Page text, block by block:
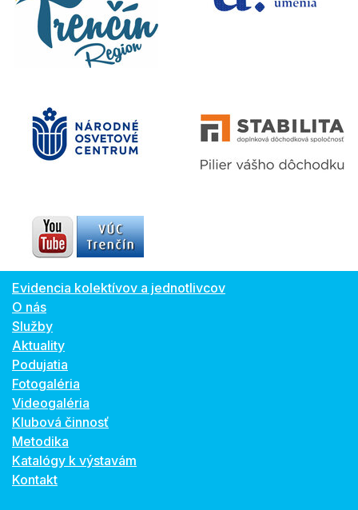
Evidencia kolektívov a jednotlivcov
O nás
Služby
Aktuality
Podujatia
Fotogaléria
Videogaléria
Klubová činnosť
Metodika
Katalógy k výstavám
Kontakt